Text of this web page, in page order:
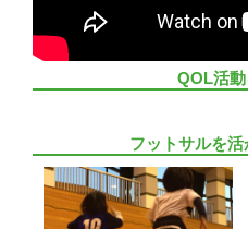
QOL活
フットサルを